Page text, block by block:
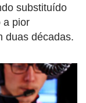
substituído
a pior
duas décadas.